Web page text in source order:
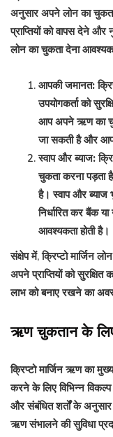
अनुसार अपने लोन का
प्राप्तियों को वापस देने
लोन का चुकता देना आवश्यक
आपकी जमानत:
उपयोगकर्ता को
आप अपने ऋण का
जा सकती है और
स्वाप और ब्याज:
चुकता करना पड़ता
है। स्वाप और
निर्धारित कर बैंक
आवश्यकता होती है।
संक्षेप में, क्रिप्टो मार्जिन
अपने प्राप्तियों को
लाभ को बनाए रखने का
ऋण चुकतान के
क्रिप्टो मार्जिन ऋण का
करने के लिए विभिन्न
और संबंधित शर्तों के
ऋण संभालने की सुविधा